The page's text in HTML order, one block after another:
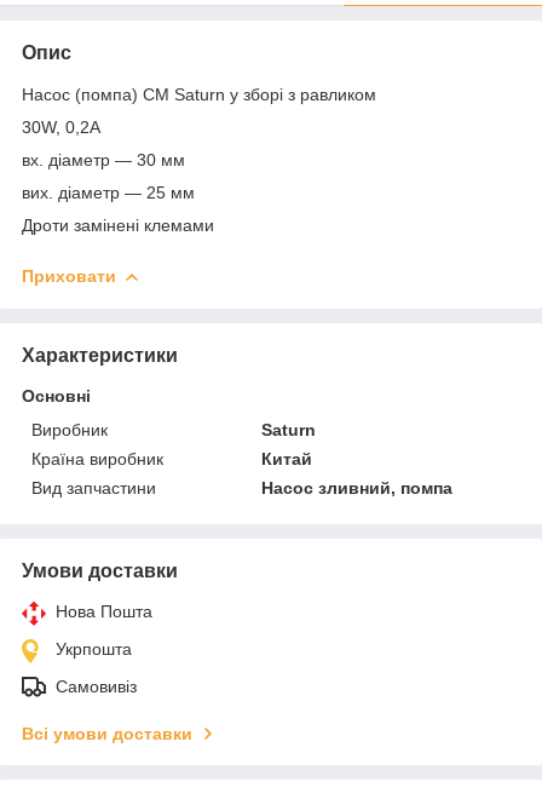
Опис
Насос (помпа) СМ Saturn у зборі з равликом
30W, 0,2A
вх. діаметр — 30 мм
вих. діаметр — 25 мм
Дроти замінені клемами
Приховати
Характеристики
Основні
Виробник
Saturn
Країна виробник
Китай
Вид запчастини
Насос зливний, помпа
Умови доставки
Нова Пошта
Укрпошта
Самовивіз
Всі умови доставки